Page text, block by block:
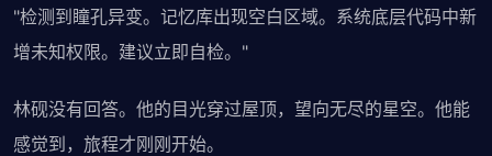
"检测到瞳孔异变。记忆库出现空白区域。系统底层代码中新
增未知权限。建议立即自检。"
林砚没有回答。他的目光穿过屋顶，望向无尽的星空。他能
感觉到，旅程才刚刚开始。